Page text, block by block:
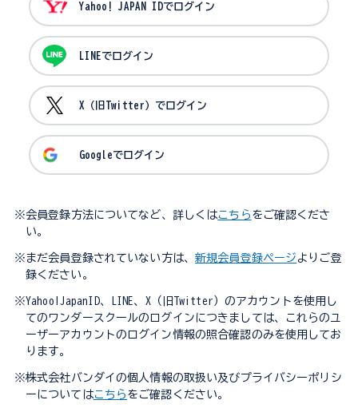
Yahoo! JAPAN IDでログイン
LINEでログイン
X（旧Twitter）でログイン
Googleでログイン
※会員登録方法についてなど、詳しくはこちら をご確認くださ
い。
※まだ会員登録されていない方は、 新規会員登録ページ よりご登
録ください。
※Yahoo!JapanID、LINE、X（旧Twitter）のアカウントを使用し
てのワンダースクールのログインにつきましては、これらのユ
ーザーアカウントのログイン情報の照合確認のみを使用してお
ります。
※株式会社バンダイの個人情報の取扱い及びプライバシーポリシ
ーについてはこちら をご確認ください。